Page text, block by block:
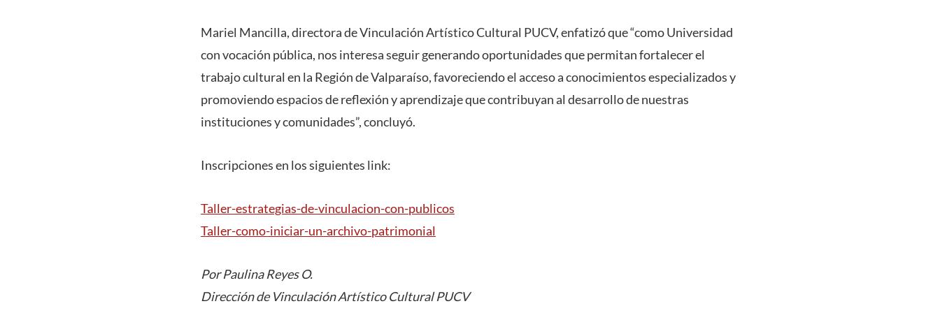
Mariel Mancilla, directora de Vinculación Artístico Cultural PUCV, enfatizó que “como Universidad
con vocación pública, nos interesa seguir generando oportunidades que permitan fortalecer el
trabajo cultural en la Región de Valparaíso, favoreciendo el acceso a conocimientos especializados y
promoviendo espacios de reflexión y aprendizaje que contribuyan al desarrollo de nuestras
instituciones y comunidades”, concluyó.
Inscripciones en los siguientes link:
Taller-estrategias-de-vinculacion-con-publicos
Taller-como-iniciar-un-archivo-patrimonial
Por Paulina Reyes O.
Dirección de Vinculación Artístico Cultural PUCV